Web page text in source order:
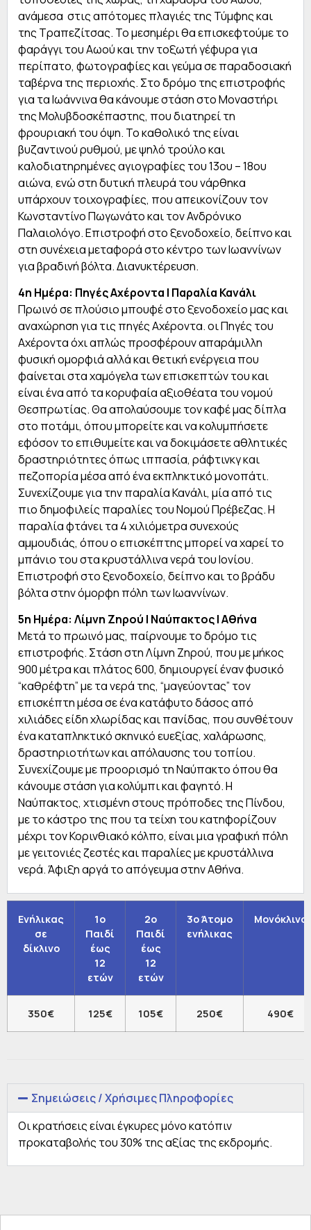
ανάμεσα στις απότομες πλαγιές της Τύμφης και
της Τραπεζίτσας. Το μεσημέρι θα επισκεφτούμε το
φαράγγι του Αωού και την τοξωτή γέφυρα για
περίπατο, φωτογραφίες και γεύμα σε παραδοσιακή
ταβέρνα της περιοχής. Στο δρόμο της επιστροφής
για τα Ιωάννινα θα κάνουμε στάση στο Μοναστήρι
της Μολυβδοσκέπαστης, που διατηρεί τη
φρουριακή του όψη. Το καθολικό της είναι
βυζαντινού ρυθμού, με ψηλό τρούλο και
καλοδιατηρημένες αγιογραφίες του 13ου – 18ου
αιώνα, ενώ στη δυτική πλευρά του νάρθηκα
υπάρχουν τοιχογραφίες, που απεικονίζουν τον
Κωνσταντίνο Πωγωνάτο και τον Ανδρόνικο
Παλαιολόγο. Επιστροφή στο ξενοδοχείο, δείπνο και
στη συνέχεια μεταφορά στο κέντρο των Ιωαννίνων
για βραδινή βόλτα. Διανυκτέρευση.
4η Ημέρα: Πηγές Αχέροντα | Παραλία Κανάλι
Πρωινό σε πλούσιο μπουφέ στο ξενοδοχείο μας και
αναχώρηση για τις πηγές Αχέροντα. οι Πηγές του
Αχέροντα όχι απλώς προσφέρουν απαράμιλλη
φυσική ομορφιά αλλά και θετική ενέργεια που
φαίνεται στα χαμόγελα των επισκεπτών του και
είναι ένα από τα κορυφαία αξιοθέατα του νομού
Θεσπρωτίας. Θα απολαύσουμε τον καφέ μας δίπλα
στο ποτάμι, όπου μπορείτε και να κολυμπήσετε
εφόσον το επιθυμείτε και να δοκιμάσετε αθλητικές
δραστηριότητες όπως ιππασία, ράφτινκγ και
πεζοπορία μέσα από ένα εκπληκτικό μονοπάτι.
Συνεχίζουμε για την παραλία Κανάλι, μία από τις
πιο δημοφιλείς παραλίες του Νομού Πρέβεζας. Η
παραλία φτάνει τα 4 χιλιόμετρα συνεχούς
αμμουδιάς, όπου ο επισκέπτης μπορεί να χαρεί το
μπάνιο του στα κρυστάλλινα νερά του Ιονίου.
Επιστροφή στο ξενοδοχείο, δείπνο και το βράδυ
βόλτα στην όμορφη πόλη των Ιωαννίνων.
5η Ημέρα: Λίμνη Ζηρού | Ναύπακτος | Αθήνα
Μετά το πρωινό μας, παίρνουμε το δρόμο τις
επιστροφής. Στάση στη Λίμνη Ζηρού, που με μήκος
900 μέτρα και πλάτος 600, δημιουργεί έναν φυσικό
“καθρέφτη” με τα νερά της, “μαγεύοντας” τον
επισκέπτη μέσα σε ένα κατάφυτο δάσος από
χιλιάδες είδη χλωρίδας και πανίδας, που συνθέτουν
ένα καταπληκτικό σκηνικό ευεξίας, χαλάρωσης,
δραστηριοτήτων και απόλαυσης του τοπίου.
Συνεχίζουμε με προορισμό τη Ναύπακτο όπου θα
κάνουμε στάση για κολύμπι και φαγητό. Η
Ναύπακτος, χτισμένη στους πρόποδες της Πίνδου,
με το κάστρο της που τα τείχη του κατηφορίζουν
μέχρι τον Κορινθιακό κόλπο, είναι μια γραφική πόλη
με γειτονιές ζεστές και παραλίες με κρυστάλλινα
νερά. Άφιξη αργά το απόγευμα στην Αθήνα.
Ενήλικας
σε
δίκλινο
1o
Παιδί
έως
12
ετών
2o
Παιδί
έως
12
ετών
3ο Άτομο
ενήλικας
Μονόκλινο
350€ 125€ 105€ 250€ 490€
Σημειώσεις / Χρήσιμες Πληροφορίες
Οι κρατήσεις είναι έγκυρες μόνο κατόπιν
προκαταβολής του 30% της αξίας της εκδρομής.